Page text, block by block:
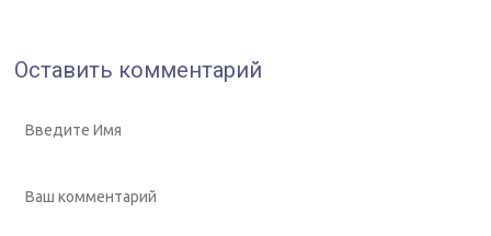
Оставить комментарий